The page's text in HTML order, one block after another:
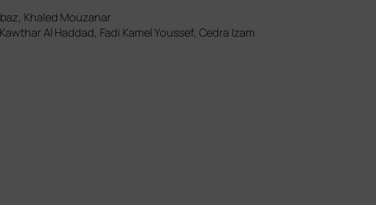
Khaled Mouzanar
Al Haddad, Fadi Kamel Youssef, Cedra Izam